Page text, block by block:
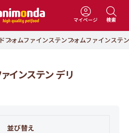
マイページ 検索
フォムファインステンフォムファインステ
インステン デリ
並び替え